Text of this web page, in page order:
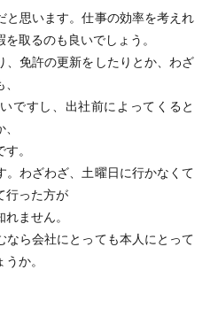
と思います。仕事の効率を考えれ
取るのも良いでしょう。
、免許の更新をしたりとか、わざ
ですし、出社前によってくると
。
。わざわざ、土曜日に行かなくて
行った方が
ません。
なら会社にとっても本人にとって
か。